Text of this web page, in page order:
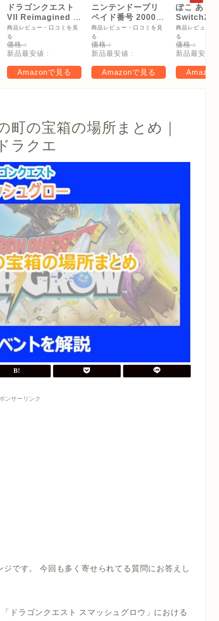
ドラゴンクエスト
VII Reimagined -
Switch2
商品レビュー・口コミを見
る
価格 :
新品最安値 :
Amazonで見る
ニンテンドープリ
ペイド番号 2000
円|オンラインコー
ド版
商品レビュー・口コミを見
る
価格 :
新品最安値 :
Amazonで見る
ぽこ あ ポ
Switch2
【
リジナル
タモン型
ー(サイズ
16cm) 同
タル特典
商品レビュー・
る
価格 :
新品最安値 :
Amazon
の宝箱の場所まとめ｜
ラクエ
ンサーリンク
です。 今回も多く寄せられてる質問にお答えし
ドラゴンクエスト スマッシュグロウ」における